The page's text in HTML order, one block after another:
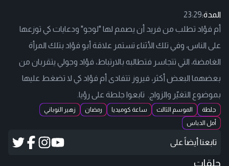
المدة:23:29
أم فؤاد تطلب من فريد أن يصمم لها "لوجو" ودعايات كي توزعها
على الناس، وفي تلك الأثناء تستمر علاقة أبو فؤاد بتلك المرأة
الغامضة، التي تتجاسر فتطالبه بالارتباط، فؤاد وجولي يتقربان من
بعضهما البعض أكثر، فيروز تتفادى أم فؤاد كي لا تضغط عليها
بموضوع التغيّر والزواج. تابعوا جلطة على رؤيا.
جلطة الموسم الثالث ساعة كوميديا رمضان
زهير النوباني
أمل الدباس
تابعنا أيضاً على
حلقات